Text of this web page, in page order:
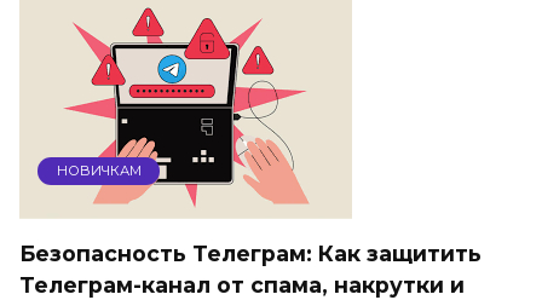
НОВИЧКАМ
Безопасность Телеграм: Как защитить
Телеграм-канал от спама, накрутки и